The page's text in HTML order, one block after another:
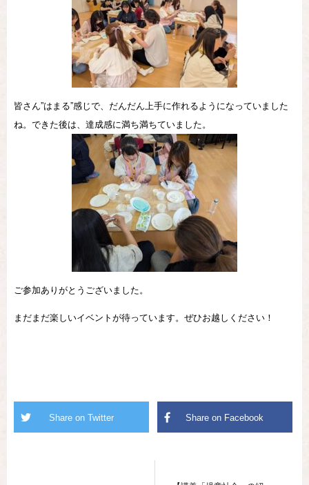
皆さん”はまる”感じで、だんだん上手に作れるようになっていました
ね。できた後は、達成感に満ち満ちていました。
ご参加ありがとうございました。
まだまだ楽しいイベントが待っています。ぜひお越しください！